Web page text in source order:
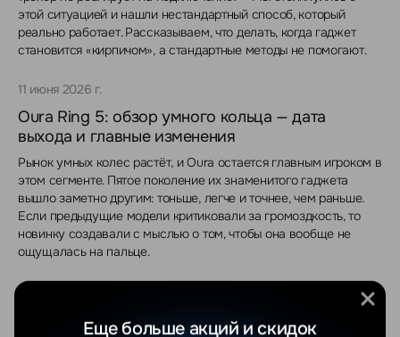
этой ситуацией и нашли нестандартный способ, который
реально работает. Рассказываем, что делать, когда гаджет
становится «кирпичом», а стандартные методы не помогают.
11 июня 2026 г.
Oura Ring 5: обзор умного кольца — дата
выхода и главные изменения
Рынок умных колес растёт, и Oura остается главным игроком в
этом сегменте. Пятое поколение их знаменитого гаджета
вышло заметно другим: тоньше, легче и точнее, чем раньше.
Если предыдущие модели критиковали за громоздкость, то
новинку создавали с мыслью о том, чтобы она вообще не
ощущалась на пальце.
5 июня 2026 г.
Проблемы с сотовой связью и Wi-Fi на iPhone:
Еще больше акций и скидок